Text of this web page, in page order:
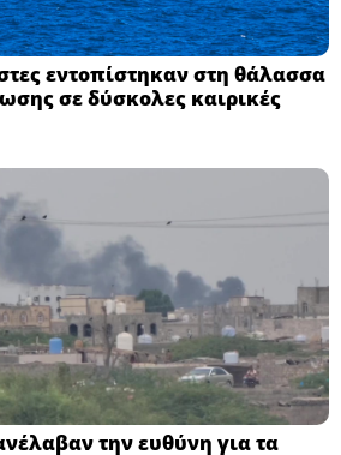
εντοπίστηκαν στη θάλασσα
σε δύσκολες καιρικές
την ευθύνη για τα